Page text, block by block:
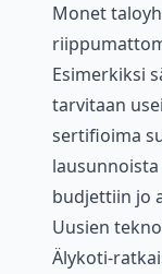
Monet
Esimerkiksi
tarvitaan
sertifioima
budjettiin jo
Uusien
Älykoti-